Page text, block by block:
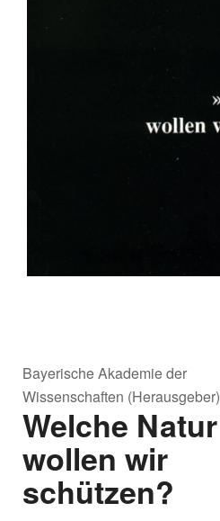
Bayerische Akademie der
Wissenschaften (Herausgeber)
Welche Natur
wollen wir
schützen?